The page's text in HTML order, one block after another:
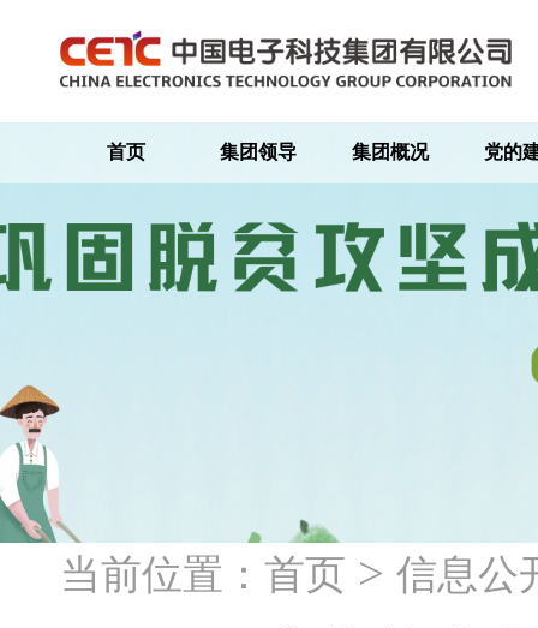
首页 集团领导 集团概况 党的
当前位置： 首页 > 信息公